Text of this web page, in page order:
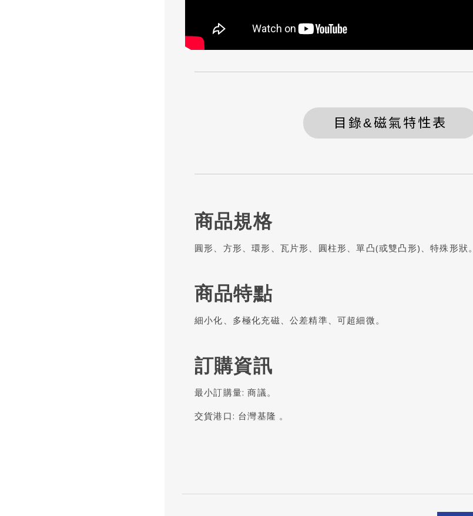
目錄&磁氣特性表
商品規格
圓形、方形、環形、瓦片形、圓柱形、單凸(或雙凸形)、特殊形狀。
商品特點
細小化、多極化充磁、公差精準、可超細微。
訂購資訊
最小訂購量: 商議。
交貨港口: 台灣基隆 。